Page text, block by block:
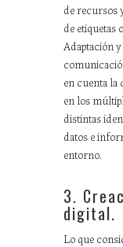
de recursos
de etiquetas
Adaptación
en cuenta
en los
distintas
datos e
entorno.
3.
digital.
Lo que